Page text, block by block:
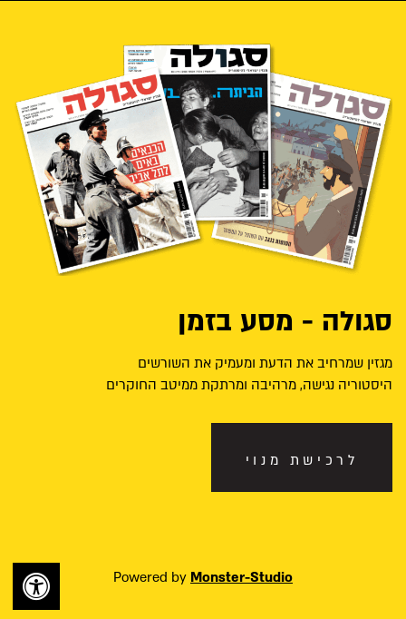
סגולה - מסע בזמן
מגזין שמרחיב את הדעת ומעמיק את השורשים
היסטוריה נגישה, מרהיבה ומרתקת ממיטב החוקרים
לרכישת מנוי
Powered by Monster-Studio